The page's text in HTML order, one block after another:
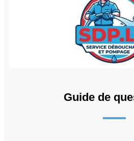
Guide de